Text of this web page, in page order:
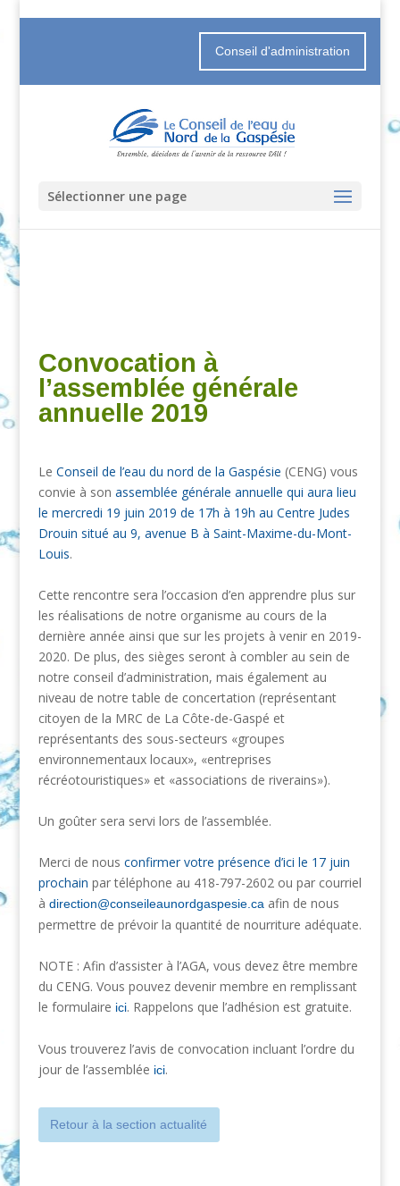
Conseil d'administration
Sélectionner une page
Convocation à
l’assemblée générale
annuelle 2019
Le Conseil de l’eau du nord de la Gaspésie (CENG) vous
convie à son assemblée générale annuelle qui aura lieu
le mercredi 19 juin 2019 de 17h à 19h au Centre Judes
Drouin situé au 9, avenue B à Saint-Maxime-du-Mont-
Louis.
Cette rencontre sera l’occasion d’en apprendre plus sur
les réalisations de notre organisme au cours de la
dernière année ainsi que sur les projets à venir en 2019-
2020. De plus, des sièges seront à combler au sein de
notre conseil d’administration, mais également au
niveau de notre table de concertation (représentant
citoyen de la MRC de La Côte-de-Gaspé et
représentants des sous-secteurs «groupes
environnementaux locaux», «entreprises
récréotouristiques» et «associations de riverains»).
Un goûter sera servi lors de l’assemblée.
Merci de nous confirmer votre présence d’ici le 17 juin
prochain par téléphone au 418-797-2602 ou par courriel
à direction@conseileaunordgaspesie.caafin de nous
permettre de prévoir la quantité de nourriture adéquate.
NOTE : Afin d’assister à l’AGA, vous devez être membre
du CENG. Vous pouvez devenir membre en remplissant
le formulaire ici. Rappelons que l’adhésion est gratuite.
Vous trouverez l’avis de convocation incluant l’ordre du
jour de l’assemblée ici.
Retour à la section actualité